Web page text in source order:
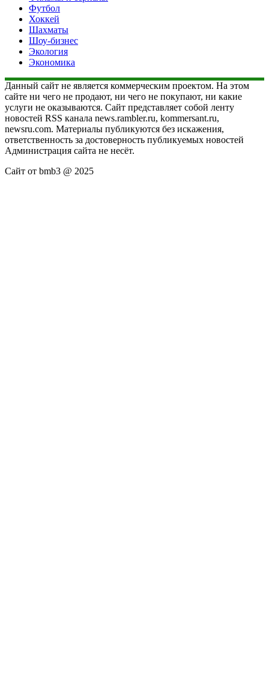
Футбол
Хоккей
Шахматы
Шоу-бизнес
Экология
Экономика
Данный сайт не является коммерческим проектом. На этом
сайте ни чего не продают, ни чего не покупают, ни какие
услуги не оказываются. Сайт представляет собой ленту
новостей RSS канала news.rambler.ru, kommersant.ru,
newsru.com. Материалы публикуются без искажения,
ответственность за достоверность публикуемых новостей
Администрация сайта не несёт.
Сайт от bmb3 @ 2025